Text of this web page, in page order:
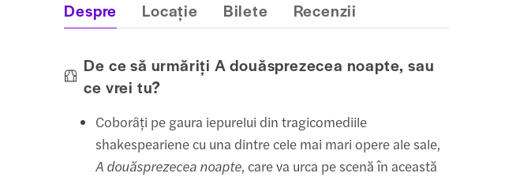
Despre Locație Bilete Recenzii
De ce să urmăriți A douăsprezecea noapte, sau
ce vrei tu?
Coborâți pe gaura iepurelui din tragicomediile
shakespeariene cu una dintre cele mai mari opere ale sale,
A douăsprezecea noapte, care va urca pe scenă în această